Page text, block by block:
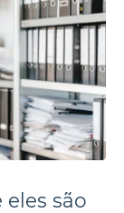
eles são